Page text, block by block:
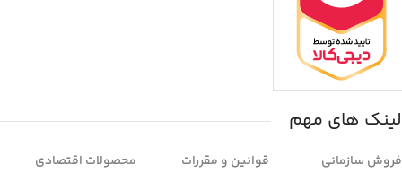
لینک های مهم
فروش سازمانی
قوانین و مقررات
محصولات اقتصادی